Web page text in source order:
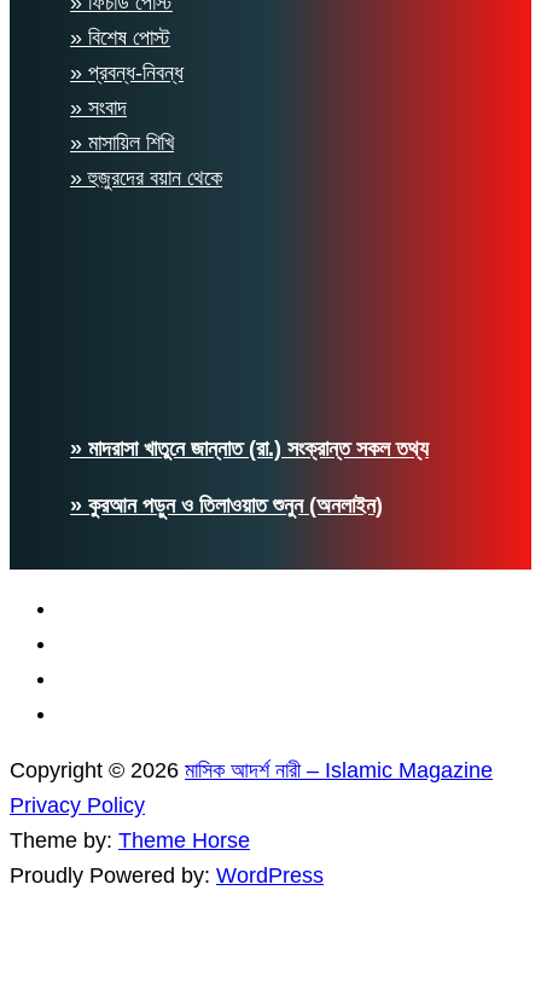
» বিশেষ পোস্ট
» প্রবন্ধ-নিবন্ধ
» সংবাদ
» মাসায়িল শিখি
» হুজুরদের বয়ান থেকে
» মাদরাসা খাতুনে জান্নাত (রা.) সংক্রান্ত সকল তথ্য
» কুরআন পড়ুন ও তিলাওয়াত শুনুন (অনলাইন)
Copyright © 2026 মাসিক আদর্শ নারী – Islamic Magazine
Privacy Policy
Theme by: Theme Horse
Proudly Powered by: WordPress